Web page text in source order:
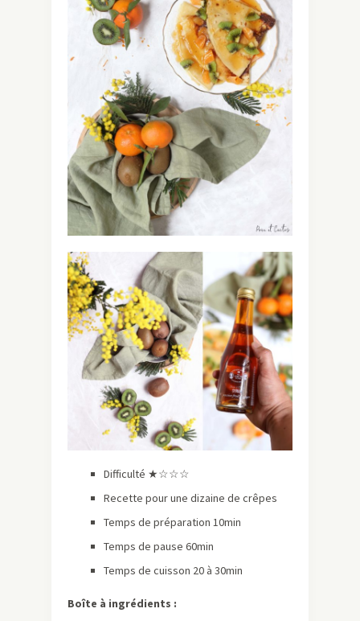
Difficulté ★☆☆☆
Recette pour une dizaine de crêpes
Temps de préparation 10min
Temps de pause 60min
Temps de cuisson 20 à 30min
Boîte à ingrédients :